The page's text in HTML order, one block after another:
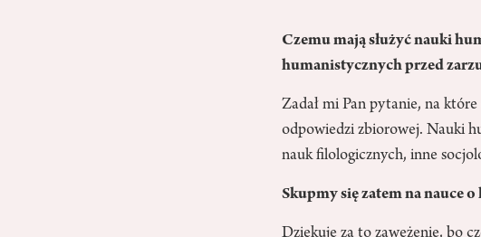
Czemu mają służyć nauki
humanistycznych przed
Zadał mi Pan pytanie, na
odpowiedzi zbiorowej. Nauki
nauk filologicznych, inne
Skupmy się zatem na nauce